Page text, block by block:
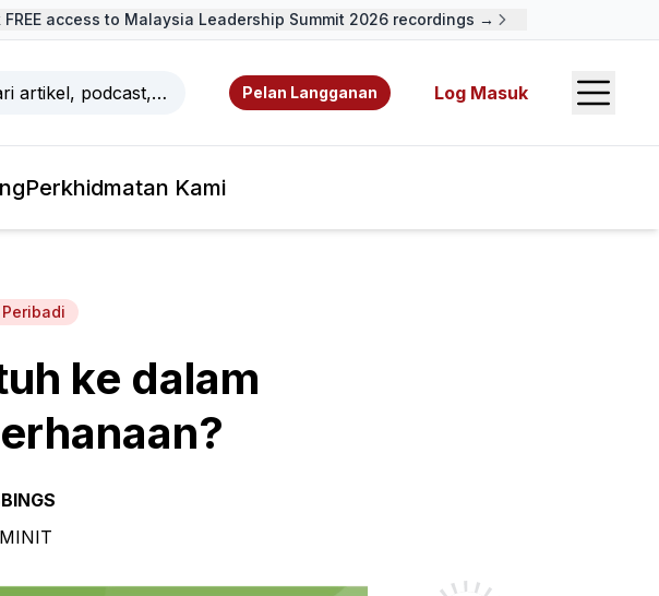
access to Malaysia Leadership Summit 2026 recordings →
artikel, podcast, video, sumber rujukan, dan pengarang.
Pelan Langganan Log Masuk Open
Perkhidmatan Kami
ke dalam